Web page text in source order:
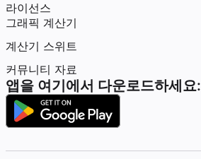
라이선스
그래픽 계산기
계산기 스위트
커뮤니티 자료
앱을 여기에서 다운로드하세요: